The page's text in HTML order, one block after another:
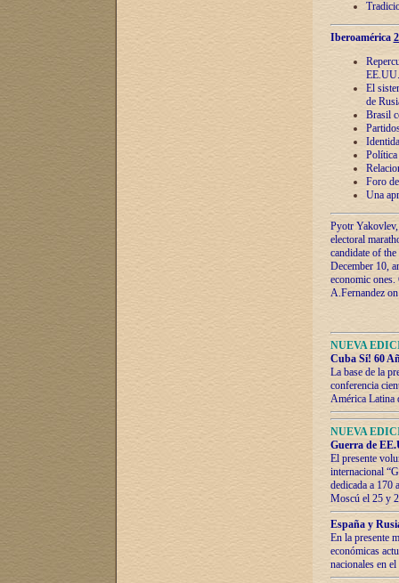
Iberoamérica
EE.UU.
El
de
Brasil
Política
Foro
Una
Pyotr
electoral
candidate of
December 10,
economic
A.Fernandez
NUEVA
Cuba Sí! 60
La base de la
conferencia
América Latina
NUEVA
Guerra de
El presente
internacional
dedicada a 170
Moscú el 25 y
España y
En la presente
económicas
nacionales en